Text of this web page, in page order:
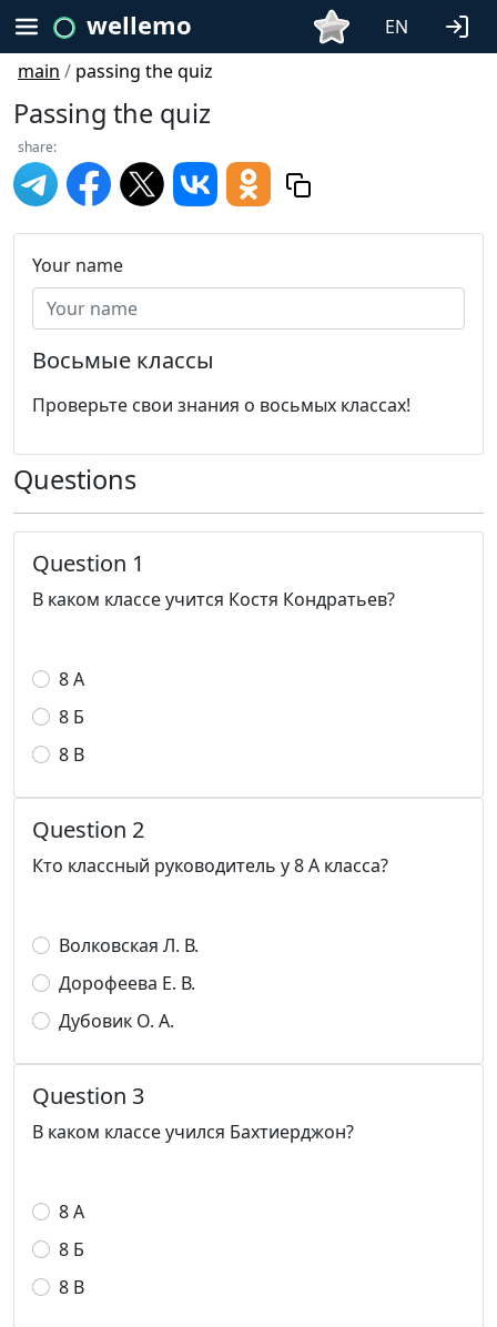
wellemo
EN
main / passing the quiz
Passing the quiz
share:
Your name
Восьмые классы
Проверьте свои знания о восьмых классах!
Questions
Question 1
В каком классе учится Костя Кондратьев?
8 А
8 Б
8 В
Question 2
Кто классный руководитель у 8 А класса?
Волковская Л. В.
Дорофеева Е. В.
Дубовик О. А.
Question 3
В каком классе учился Бахтиерджон?
8 А
8 Б
8 В